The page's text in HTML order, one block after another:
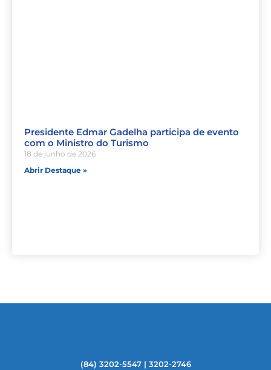
Presidente Edmar Gadelha participa de evento
com o Ministro do Turismo
18 de junho de 2026
Abrir Destaque »
(84) 3202-5547 | 3202-2746